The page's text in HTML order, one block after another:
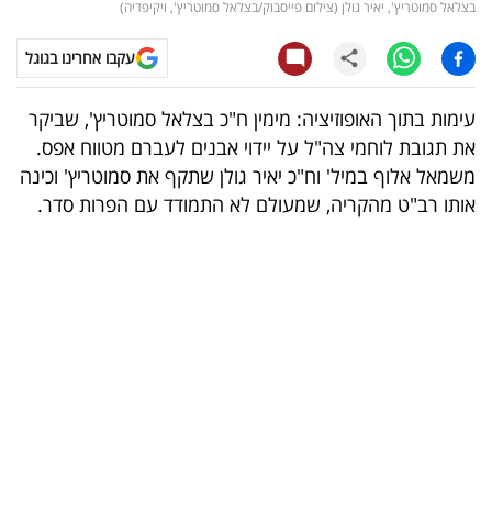
עסקי
ספורט
קריירה
ולימודים
בצלאל סמוטריץ', יאיר גולן (צילום פייסבוק/בצלאל סמוטריץ', ויקיפדיה)
עקבו אחרינו בגוגל
עימות בתוך האופוזיציה: מימין ח"כ בצלאל סמוטריץ', שביקר
את תגובת לוחמי צה"ל על יידוי אבנים לעברם מטווח אפס.
משמאל אלוף במיל' וח"כ יאיר גולן שתקף את סמוטריץ' וכינה
אותו רב"ט מהקריה, שמעולם לא התמודד עם הפרות סדר.